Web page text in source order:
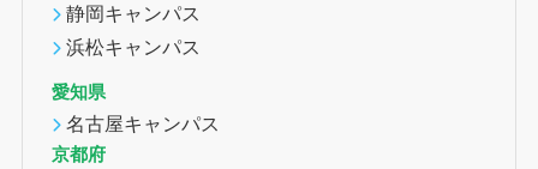
静岡キャンパス
浜松キャンパス
愛知県
名古屋キャンパス
京都府